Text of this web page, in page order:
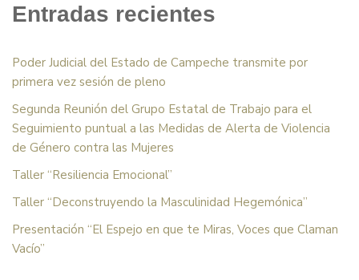
Entradas recientes
Poder Judicial del Estado de Campeche transmite por
primera vez sesión de pleno
Segunda Reunión del Grupo Estatal de Trabajo para el
Seguimiento puntual a las Medidas de Alerta de Violencia
de Género contra las Mujeres
Taller “Resiliencia Emocional”
Taller “Deconstruyendo la Masculinidad Hegemónica”
Presentación “El Espejo en que te Miras, Voces que Claman
Vacío”